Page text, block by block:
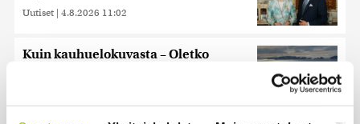
Uutiset | 4.8.2026 11:02
Kuin kauhuelokuvasta – Oletko
Uutiset | 5.8.2026 23:00